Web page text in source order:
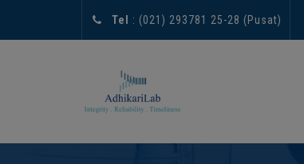
Tel : (021) 293781 25-28 (Pusat)